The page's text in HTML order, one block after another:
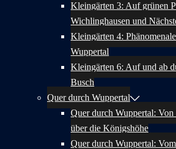
Kleingärten 3: Auf grünen
Wichlinghausen und
Kleingärten 4:
Wuppertal
Kleingärten 6: Auf und ab
Busch
Quer durch Wuppertal
Quer durch Wuppertal:
über die Königshöhe
Quer durch Wuppertal: